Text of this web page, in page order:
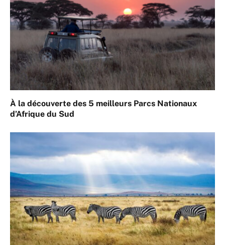
À la découverte des 5 meilleurs Parcs Nationaux
d’Afrique du Sud